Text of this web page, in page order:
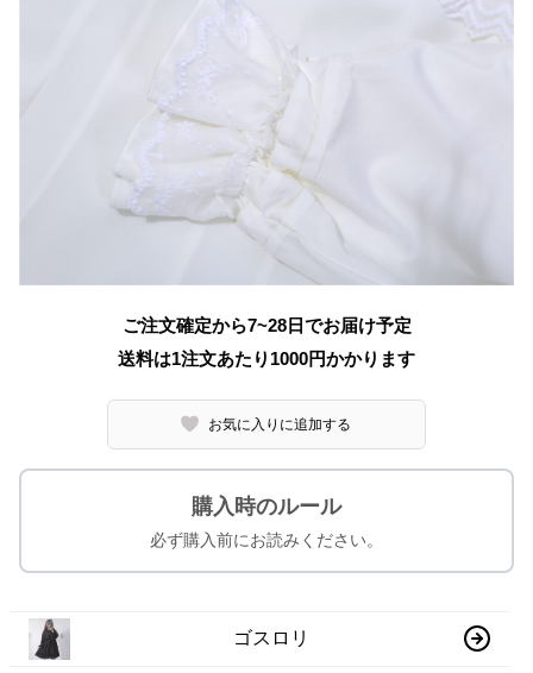
ご注文確定から7~28日でお届け予定
送料は1注文あたり 1000円かかります
お気に入りに追加する
購入時のルール
必ず購入前にお読みください。
ゴスロリ